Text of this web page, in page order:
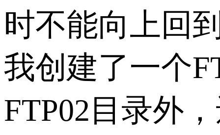
时不能向上回
我创建了一个
FTP02目录外